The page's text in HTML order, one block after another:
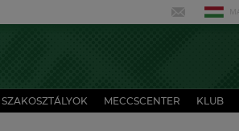
SZAKOSZTÁLYOK MECCSCENTER KLUB